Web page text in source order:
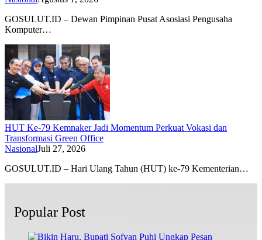
GOSULUT.ID – Dewan Pimpinan Pusat Asosiasi Pengusaha
Komputer…
HUT Ke-79 Kemnaker Jadi Momentum Perkuat Vokasi dan
Transformasi Green Office
NasionalJuli 27, 2026
GOSULUT.ID – Hari Ulang Tahun (HUT) ke-79 Kementerian…
Popular Post